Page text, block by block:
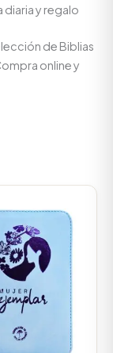
y regalo
de Biblias
online y
$106.000.
Current
is: